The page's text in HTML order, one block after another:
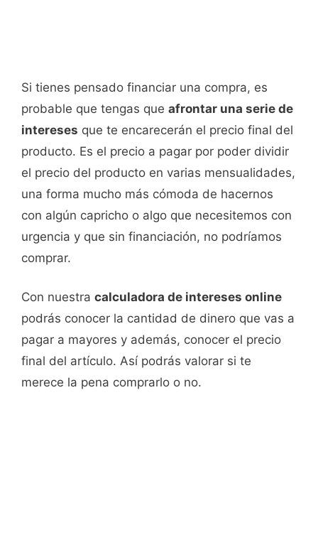
Si tienes pensado financiar una compra, es
probable que tengas que afrontar una serie de
intereses que te encarecerán el precio final del
producto. Es el precio a pagar por poder dividir
el precio del producto en varias mensualidades,
una forma mucho más cómoda de hacernos
con algún capricho o algo que necesitemos con
urgencia y que sin financiación, no podríamos
comprar.
Con nuestra calculadora de intereses online
podrás conocer la cantidad de dinero que vas a
pagar a mayores y además, conocer el precio
final del artículo. Así podrás valorar si te
merece la pena comprarlo o no.